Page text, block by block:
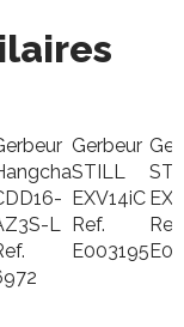
L
Gerbeur
STILL
EXV14iC
Ref.
E003195
Ref.